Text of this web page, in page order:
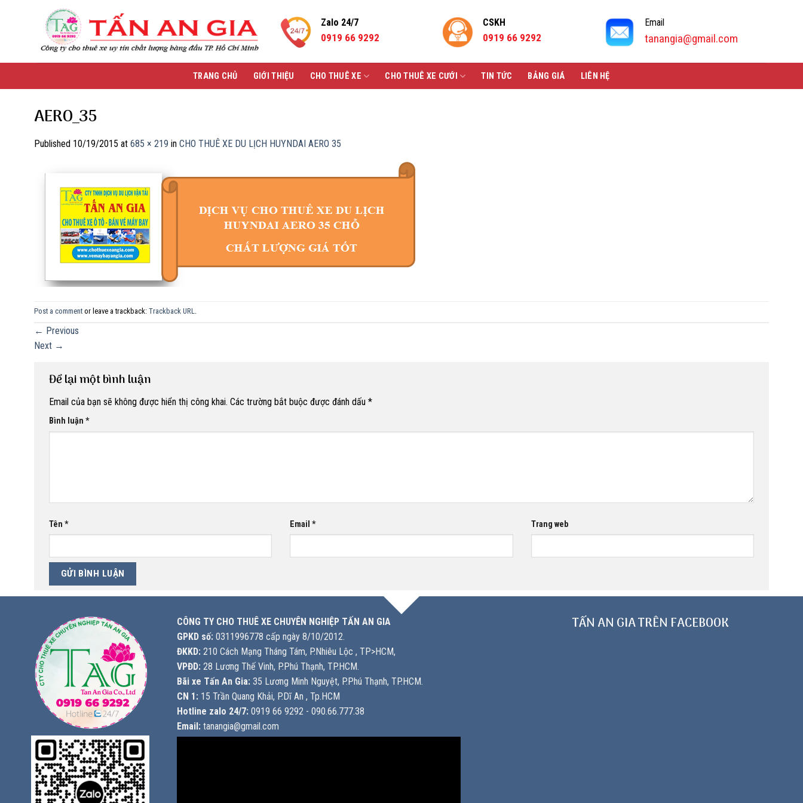
Zalo 24/7
0919 66 9292
CSKH
0919 66 9292
Email
tanangia@gmail.com
TRANG CHỦ GIỚI THIỆU CHO THUÊ XE CHO THUÊ XE CƯỚI TIN TỨC BẢNG GIÁ LIÊN HỆ
AERO_35
Published 10/19/2015 at 685 × 219 in CHO THUÊ XE DU LỊCH HUYNDAI AERO 35
Post a comment or leave a trackback: Trackback URL
← Previous
Next →
Để lại một bình luận
Email của bạn sẽ không được hiển thị công khai. Các trường bắt buộc được đánh dấu *
Bình luận *
Tên * Email* Trang web
CÔNG TY CHO THUÊ XE CHUYÊN NGHIỆP TẤN AN GIA
GPKD số: 0311996778 cấp ngày 8/10/2012.
ĐKKD: 210 Cách Mạng Tháng Tám, P.Nhiêu Lộc , TP>HCM,
VPĐD: 28 Lương Thế Vinh, P.Phú Thạnh, TP.HCM.
Bãi xe Tấn An Gia: 35 Lương Minh Nguyệt, P.Phú Thạnh, TP.HCM.
CN 1: 15 Trần Quang Khải, P.Dĩ An , Tp.HCM
Hotline zalo 24/7: 0919 66 9292 - 090.66.777.38
Email: tanangia@gmail.com
TẤN AN GIA TRÊN FACEBOOK